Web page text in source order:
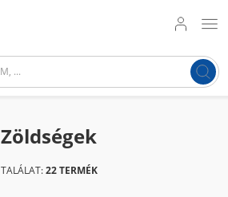
Zöldségek
TALÁLAT:22 TERMÉK